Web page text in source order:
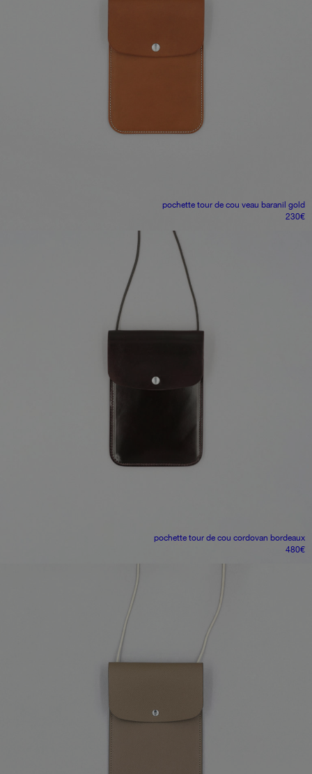
pochette tour de cou veau baranil gold
230€
pochette tour de cou cordovan bordeaux
480€